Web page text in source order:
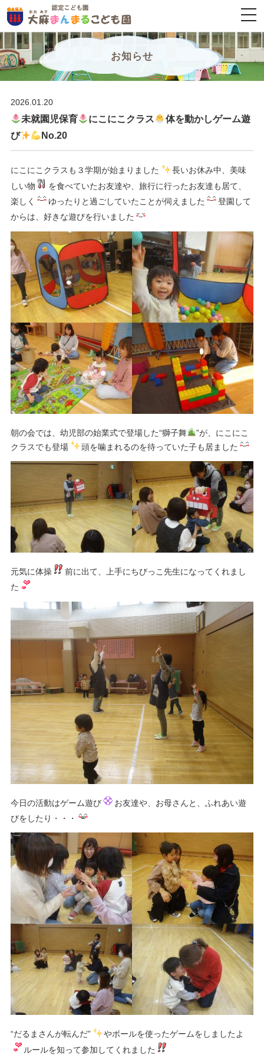
お知らせ
2026.01.20
未就園児保育 にこにこクラス
体を動かしゲーム遊
び
No.20
にこにこクラスも３学期が始まりました
長いお休み中、美味
しい物
を食べていたお友達や、旅行に行ったお友達も居て、
楽しく
ゆったりと過ごしていたことが伺えました
登園して
からは、好きな遊びを行いました
朝の会では、幼児部の始業式で登場した“獅子舞
”が、にこにこ
クラスでも登場
頭を噛まれるのを待っていた子も居ました
元気に体操
前に出て、上手にちびっこ先生になってくれまし
た
今日の活動はゲーム遊び
お友達や、お母さんと、ふれあい遊
びをしたり・・・
“だるまさんが転んだ”
やボールを使ったゲームをしましたよ
ルールを知って参加してくれました